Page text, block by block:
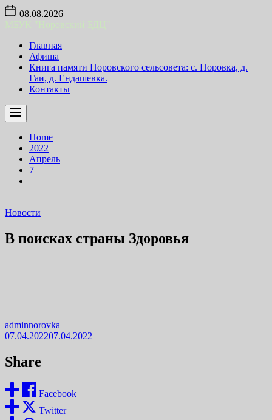
Skip
content
08.08.2026
Главная
Афиша
Книга памяти Норовского сельсовета: с. Норовка, д.
Гаи, д. Ендашевка.
Контакты
Home
2022
Апрель
7
Новости
В поисках страны Здоровья
adminnorovka
07.04.202207.04.2022
Share
Facebook
Twitter